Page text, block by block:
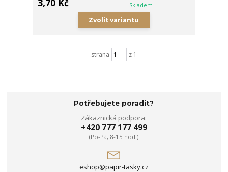
Skladem
Zvolit variantu
strana z 1
Potřebujete poradit?
Zákaznická podpora:
+420 777 177 499
(Po-Pá, 8-15 hod.)
eshop@papir-tasky.cz